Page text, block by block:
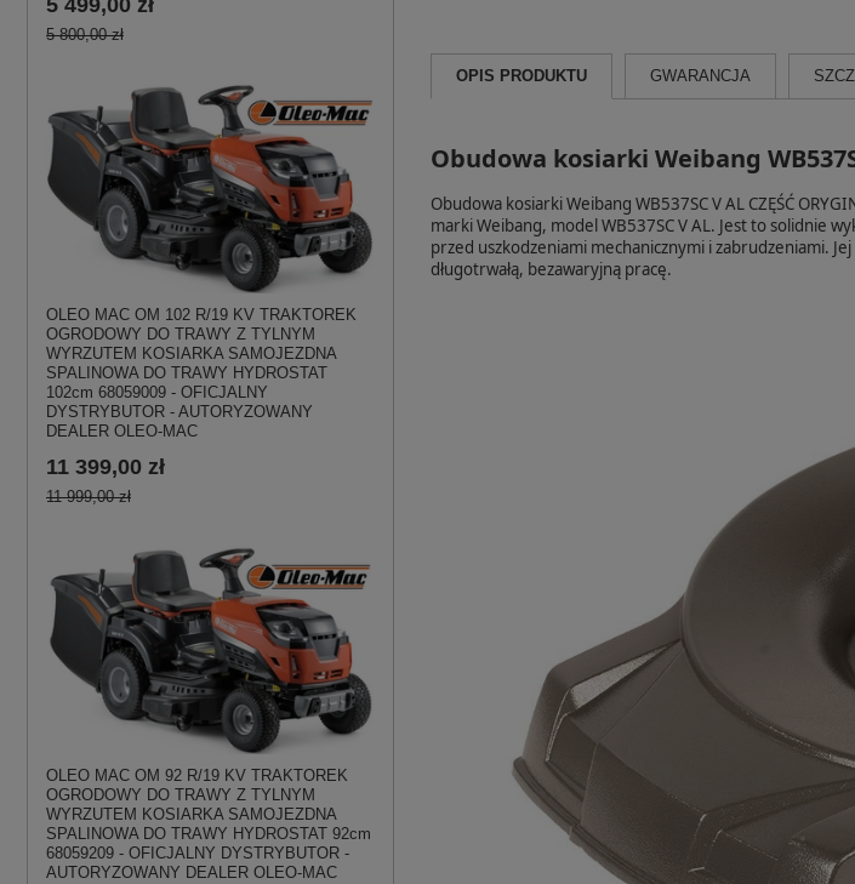
5 800,00 zł
OLEO MAC OM 102 R/19 KV TRAKTOREK
OGRODOWY DO TRAWY Z TYLNYM
WYRZUTEM KOSIARKA SAMOJEZDNA
SPALINOWA DO TRAWY HYDROSTAT
102cm 68059009 - OFICJALNY
DYSTRYBUTOR - AUTORYZOWANY
DEALER OLEO-MAC
11 399,00 zł
11 999,00 zł
OLEO MAC OM 92 R/19 KV TRAKTOREK
OGRODOWY DO TRAWY Z TYLNYM
WYRZUTEM KOSIARKA SAMOJEZDNA
SPALINOWA DO TRAWY HYDROSTAT 92cm
68059209 - OFICJALNY DYSTRYBUTOR -
AUTORYZOWANY DEALER OLEO-MAC
OPIS PRODUKTU GWARANCJA
Obudowa kosiarki Weibang
Obudowa kosiarki Weibang WB537SC V AL CZĘŚĆ
marki Weibang, model WB537SC V AL. Jest to solidnie
przed uszkodzeniami mechanicznymi i zabrudzeniami.
długotrwałą, bezawaryjną pracę.